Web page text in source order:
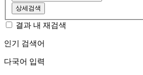
상세검색
결과 내 재검색
인기 검색어
다국어 입력